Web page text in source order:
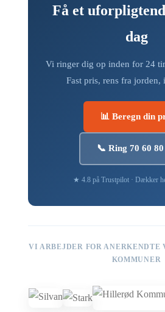
Få et
dag
Vi ringer dig op inden for 24
Fast pris, rens fra jorden,
📊 Beregn din
📞 Ring 70 60 80
★ 4.8 på Trustpilot · Dækker
VI ARBEJDER FOR ANERKENDTE
KOMMUNER